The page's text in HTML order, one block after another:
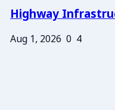
Highway
Aug 1, 2026 0 4